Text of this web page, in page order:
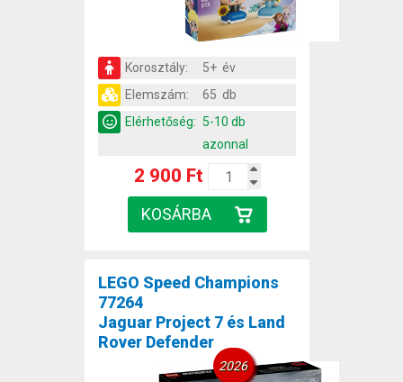
Korosztály:
5+ év
Elemszám:
65 db
Elérhetőség: 5-10 db
azonnal
2 900 Ft
LEGO Speed Champions
77264
Jaguar Project 7 és Land
Rover Defender
2026